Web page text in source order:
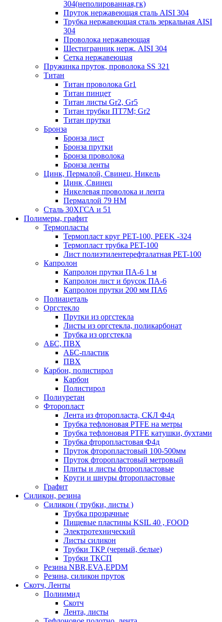
304(неполированная,гк)
Пруток нержавеющая сталь AISI 304
Трубка нержавеющая сталь зеркальная AISI
304
Проволока нержавеющая
Шестигранник нерж. AISI 304
Сетка нержавеющая
Пружинка пруток, проволока SS 321
Титан
Титан проволока Gr1
Титан пинцет
Титан листы Gr2, Gr5
Титан трубки ПТ7М; Gr2
Титан прутки
Бронза
Бронза лист
Бронза прутки
Бронза проволока
Бронза ленты
Цинк, Пермалой, Свинец, Никель
Цинк ,Свинец
Никелевая проволока и лента
Пермаллой 79 НМ
Сталь 30ХГСА и 51
Полимеры, графит
Термопласты
Термопласт круг PET-100, PEEK -324
Термопласт трубка PET-100
Лист полиэтилентерефталатная PET-100
Капролон
Капролон прутки ПА-6 1 м
Капролон лист и брусок ПА-6
Капролон прутки 200 мм ПА6
Полиацеталь
Оргстекло
Прутки из оргстекла
Листы из оргстекла, поликарбонат
Трубка из оргстекла
АБС, ПВХ
АБС-пластик
ПВХ
Карбон, полистирол
Карбон
Полистирол
Полиуретан
Фторопласт
Лента из фторопласта, СКЛ Ф4д
Трубка тефлоновая PTFE на метры
Трубка тефлоновая PTFE катушки, бухтами
Трубка фторопластовая Ф4д
Пруток фторопластовый 100-500мм
Пруток фторопластовый метровый
Плиты и листы фторопластовые
Круги и шнуры фторопластовые
Графит
Силикон, резина
Силикон ( трубки, листы )
Трубка прозрачные
Пищевые пластины KSIL 40 , FOOD
Электротехнический
Листы силикон
Трубки ТКР (черный, белые)
Трубки ТКСП
Резина NBR,EVA,EPDM
Резина, силикон пруток
Скотч, Ленты
Полиимид
Скотч
Лента, листы